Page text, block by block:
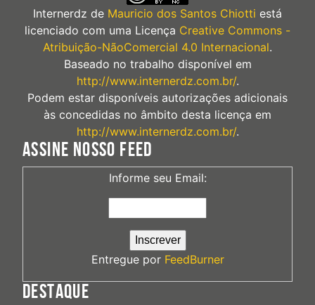
Internerdz de Mauricio dos Santos Chiotti está
licenciado com uma Licença Creative Commons -
Atribuição-NãoComercial 4.0 Internacional.
Baseado no trabalho disponível em
http://www.internerdz.com.br/.
Podem estar disponíveis autorizações adicionais
às concedidas no âmbito desta licença em
http://www.internerdz.com.br/.
ASSINE NOSSO FEED
Informe seu Email:
Entregue por FeedBurner
DESTAQUE